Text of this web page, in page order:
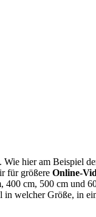
. Wie hier am Beispiel
für größere Online-
cm, 500 cm und
in welcher Größe, in